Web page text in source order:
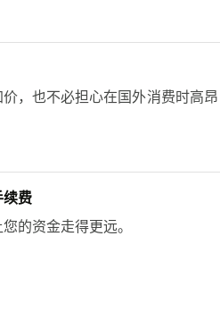
，也不必担心在国外消费时高昂
费
的资金走得更远。